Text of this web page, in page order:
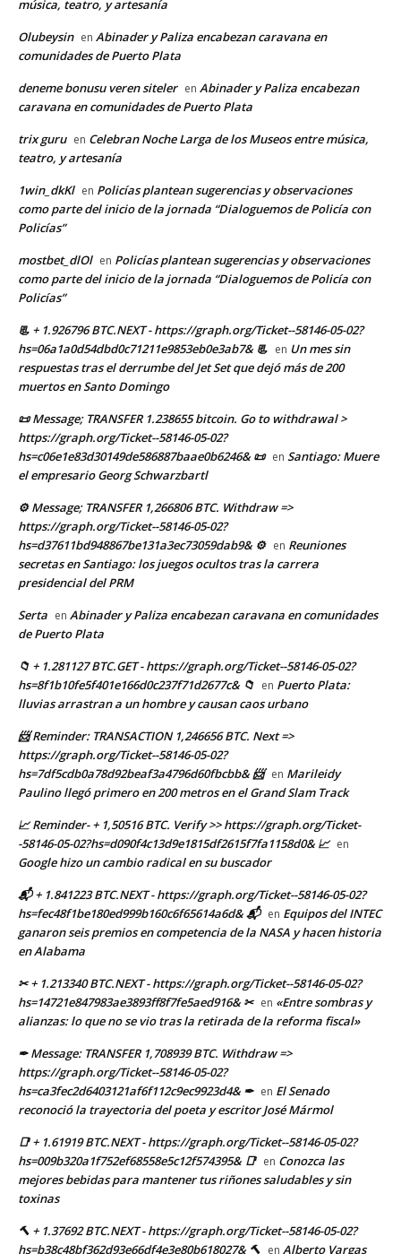
música, teatro, y artesanía
Olubeysin en Abinader y Paliza encabezan caravana en
comunidades de Puerto Plata
deneme bonusu veren siteler en Abinader y Paliza encabezan
caravana en comunidades de Puerto Plata
trix guru en Celebran Noche Larga de los Museos entre música,
teatro, y artesanía
1win_dkKl en Policías plantean sugerencias y observaciones
como parte del inicio de la jornada “Dialoguemos de Policía con
Policías”
mostbet_dlOl en Policías plantean sugerencias y observaciones
como parte del inicio de la jornada “Dialoguemos de Policía con
Policías”
📃 + 1.926796 BTC.NEXT - https://graph.org/Ticket--58146-05-02?
hs=06a1a0d54dbd0c71211e9853eb0e3ab7& 📃 en Un mes sin
respuestas tras el derrumbe del Jet Set que dejó más de 200
muertos en Santo Domingo
📜 Message; TRANSFER 1.238655 bitcoin. Go to withdrawal >
https://graph.org/Ticket--58146-05-02?
hs=c06e1e83d30149de586887baae0b6246& 📜 en Santiago: Muere
el empresario Georg Schwarzbartl
⚙ Message; TRANSFER 1,266806 BTC. Withdraw =>
https://graph.org/Ticket--58146-05-02?
hs=d37611bd948867be131a3ec73059dab9& ⚙ en Reuniones
secretas en Santiago: los juegos ocultos tras la carrera
presidencial del PRM
Serta en Abinader y Paliza encabezan caravana en comunidades
de Puerto Plata
📁 + 1.281127 BTC.GET - https://graph.org/Ticket--58146-05-02?
hs=8f1b10fe5f401e166d0c237f71d2677c& 📁 en Puerto Plata:
lluvias arrastran a un hombre y causan caos urbano
📨 Reminder: TRANSACTION 1,246656 BTC. Next =>
https://graph.org/Ticket--58146-05-02?
hs=7df5cdb0a78d92beaf3a4796d60fbcbb& 📨 en Marileidy
Paulino llegó primero en 200 metros en el Grand Slam Track
📈 Reminder- + 1,50516 BTC. Verify >> https://graph.org/Ticket-
-58146-05-02?hs=d090f4c13d9e1815df2615f7fa1158d0& 📈 en
Google hizo un cambio radical en su buscador
📬 + 1.841223 BTC.NEXT - https://graph.org/Ticket--58146-05-02?
hs=fec48f1be180ed999b160c6f65614a6d& 📬 en Equipos del INTEC
ganaron seis premios en competencia de la NASA y hacen historia
en Alabama
✂ + 1.213340 BTC.NEXT - https://graph.org/Ticket--58146-05-02?
hs=14721e847983ae3893ff8f7fe5aed916& ✂ en «Entre sombras y
alianzas: lo que no se vio tras la retirada de la reforma fiscal»
✒ Message: TRANSFER 1,708939 BTC. Withdraw =>
https://graph.org/Ticket--58146-05-02?
hs=ca3fec2d6403121af6f112c9ec9923d4& ✒ en El Senado
reconoció la trayectoria del poeta y escritor José Mármol
📑 + 1.61919 BTC.NEXT - https://graph.org/Ticket--58146-05-02?
hs=009b320a1f752ef68558e5c12f574395& 📑 en Conozca las
mejores bebidas para mantener tus riñones saludables y sin
toxinas
🔨 + 1.37692 BTC.NEXT - https://graph.org/Ticket--58146-05-02?
hs=b38c48bf362d93e66df4e3e80b618027& 🔨 en Alberto Vargas